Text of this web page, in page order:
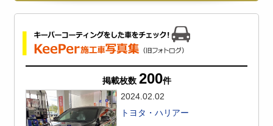
掲載枚数 200件
2024.02.02
トヨタ・ハリアー